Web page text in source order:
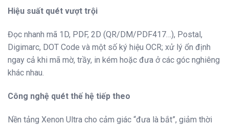
Hiệu suất quét vượt trội
Đọc nhanh mã 1D, PDF, 2D (QR/DM/PDF417…), Postal,
Digimarc, DOT Code và một số ký hiệu OCR; xử lý ổn định
ngay cả khi mã mờ, trầy, in kém hoặc đưa ở các góc nghiêng
khác nhau.
Công nghệ quét thế hệ tiếp theo
Nền tảng Xenon Ultra cho cảm giác “đưa là bắt”, giảm thời